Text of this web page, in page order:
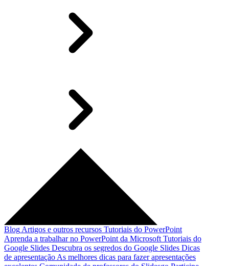
Blog Artigos e outros recursos Tutoriais do PowerPoint
Aprenda a trabalhar no PowerPoint da Microsoft Tutoriais do
Google Slides Descubra os segredos do Google Slides Dicas
de apresentação As melhores dicas para fazer apresentações